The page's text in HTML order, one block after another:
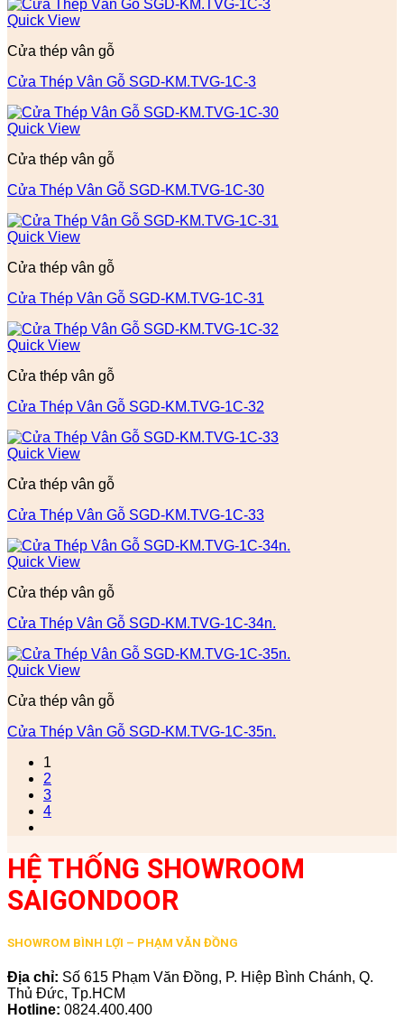
Quick View
Cửa thép vân gỗ
Cửa Thép Vân Gỗ SGD-KM.TVG-1C-3
Quick View
Cửa thép vân gỗ
Cửa Thép Vân Gỗ SGD-KM.TVG-1C-30
Quick View
Cửa thép vân gỗ
Cửa Thép Vân Gỗ SGD-KM.TVG-1C-31
Quick View
Cửa thép vân gỗ
Cửa Thép Vân Gỗ SGD-KM.TVG-1C-32
Quick View
Cửa thép vân gỗ
Cửa Thép Vân Gỗ SGD-KM.TVG-1C-33
Quick View
Cửa thép vân gỗ
Cửa Thép Vân Gỗ SGD-KM.TVG-1C-34n.
Quick View
Cửa thép vân gỗ
Cửa Thép Vân Gỗ SGD-KM.TVG-1C-35n.
1
2
3
4
HỆ THỐNG SHOWROOM
SAIGONDOOR
SHOWROM BÌNH LỢI – PHẠM VĂN ĐỒNG
Địa chỉ: Số 615 Phạm Văn Đồng, P. Hiệp Bình Chánh, Q.
Thủ Đức, Tp.HCM
Hotline: 0824.400.400